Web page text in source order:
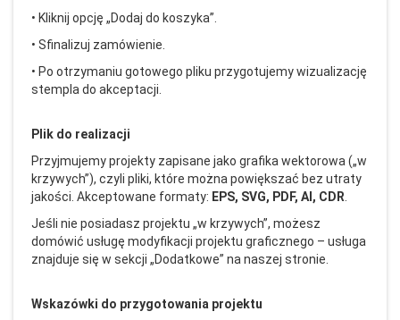
• Kliknij opcję „Dodaj do koszyka”.
• Sfinalizuj zamówienie.
• Po otrzymaniu gotowego pliku przygotujemy wizualizację
stempla do akceptacji.
Plik do realizacji
Przyjmujemy projekty zapisane jako grafika wektorowa („w
krzywych”), czyli pliki, które można powiększać bez utraty
jakości. Akceptowane formaty: EPS, SVG, PDF, AI, CDR
Jeśli nie posiadasz projektu „w krzywych”, możesz
domówić usługę modyfikacji projektu graficznego – usługa
znajduje się w sekcji „Dodatkowe” na naszej stronie.
Wskazówki do przygotowania projektu